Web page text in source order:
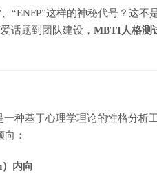
“ENFP”这样的神秘代号？这不
话题到团队建设， MBTI人格测
一种基于心理学理论的性格分析
：
内向